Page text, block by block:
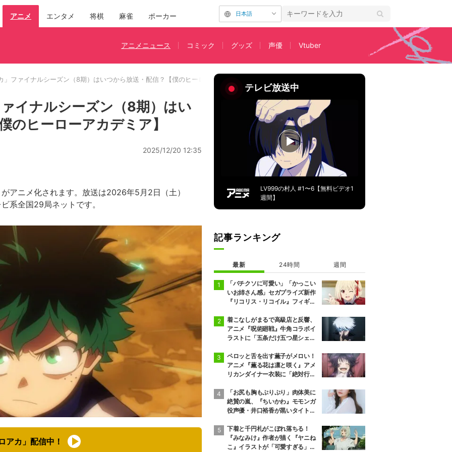
アニメ エンタメ 将棋 麻雀 ポーカー 日本語
アニメニュース コミック グッズ 声優 Vtuber
」ファイナルシーズン（8期）はいつから放送・配信？【僕のヒーローアカデミア】
イナルシーズン（8期）はい
のヒーローアカデミア】
2025/12/20 12:35
アニメ化されます。放送は2026年5月2日（土）
系全国29局ネットです。
アカ」配信中！
テレビ放送中
LV999の村人 #1〜6【無料ビデオ1
週間】
記事ランキング
最新 24時間 週間
「バチクソに可愛い」「かっこい
いお姉さん感」セガプライズ新作
『リコリス・リコイル』フィギュ
着こなしがまるで高級店と反響、
アニメ『呪術廻戦』牛角コラボイ
ラストに「五条だけ五つ星シェ
ペロッと舌を出す薫子がメロい！
アニメ『薫る花は凛と咲く』アメ
リカンダイナー衣装に「絶対行き
「お尻も胸もぷりぷり」肉体美に
絶賛の嵐、『ちいかわ』モモンガ
役声優・井口裕香が黒いタイトウ
下着と千円札がこぼれ落ちる！
『みなみけ』作者が描く『ヤニね
こ』イラストが「可愛すぎる」